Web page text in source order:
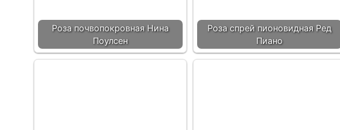
Роза почвопокровная Нина
Поулсен
Роза спрей пионовидная Ред
Пиано